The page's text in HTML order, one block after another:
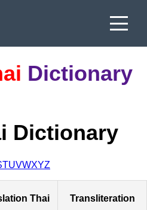
Dictionary
Dictionary
TUVWXYZ
Thai Transliteration